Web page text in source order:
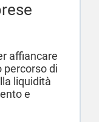
affiancare
percorso di
liquidità
e